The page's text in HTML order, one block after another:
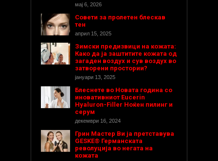
мај 6, 2026
Совети за пролетен блескав
тен
април 15, 2025
Зимски предизвици на кожата:
Како да ја заштитите кожата од
загаден воздух и сув воздух во
затворени простории?
јануари 13, 2025
Блеснете во Новата година со
иновативниот Eucerin
Hyaluron-Filler Ноќен пилинг и
серум
декември 16, 2024
Грин Мастер Ви ја претставува
GESKE® Германската
револуција во негата на
кожата